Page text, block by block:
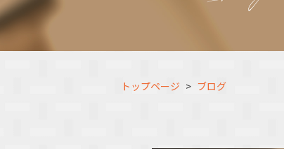
トップページ ブログ